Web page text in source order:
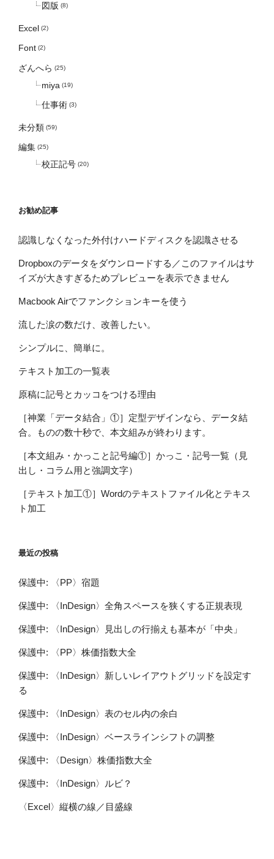
図版 (8)
Excel (2)
Font (2)
ざんへら (25)
miya (19)
仕事術 (3)
未分類 (59)
編集 (25)
校正記号 (20)
お勧め記事
認識しなくなった外付けハードディスクを認識させる
Dropboxのデータをダウンロードする／このファイルはサ
イズが大きすぎるためプレビューを表示できません
Macbook Airでファンクションキーを使う
流した涙の数だけ、改善したい。
シンプルに、簡単に。
テキスト加工の一覧表
原稿に記号とカッコをつける理由
［神業「データ結合」①］定型デザインなら、データ結
合。ものの数十秒で、本文組みが終わります。
［本文組み・かっこと記号編①］かっこ・記号一覧（見
出し・コラム用と強調文字）
［テキスト加工①］Wordのテキストファイル化とテキス
ト加工
最近の投稿
保護中: 〈PP〉宿題
保護中: 〈InDesign〉全角スペースを狭くする正規表現
保護中: 〈InDesign〉見出しの行揃えも基本が「中央」
保護中: 〈PP〉株価指数大全
保護中: 〈InDesign〉新しいレイアウトグリッドを設定す
る
保護中: 〈InDesign〉表のセル内の余白
保護中: 〈InDesign〉ベースラインシフトの調整
保護中: 〈Design〉株価指数大全
保護中: 〈InDesign〉ルビ？
〈Excel〉縦横の線／目盛線